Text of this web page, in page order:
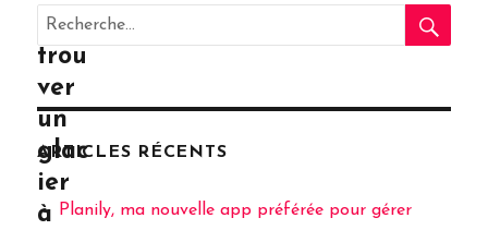
l’article
Où
trou
ver
un
glac
ier
à
Recherche
pour
:
ARTICLES RÉCENTS
Planily, ma nouvelle app préférée pour gérer